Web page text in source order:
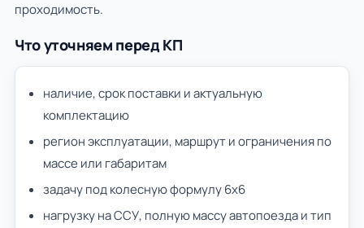
проходимость.
Что уточняем перед КП
наличие, срок поставки и актуальную
комплектацию
регион эксплуатации, маршрут и ограничения по
массе или габаритам
задачу под колесную формулу 6х6
нагрузку на ССУ, полную массу автопоезда и тип